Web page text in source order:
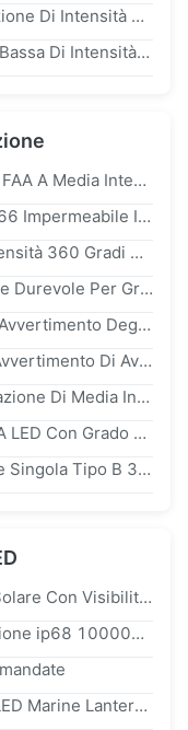
Luce Di Ostruzione Solare Di Aviazione Di Intensità Media, Tipo B l864 Delle Luci D'avvertimento Di Aviazione
Doppia Luce Di Ostruzione Solare Bassa Di Intensità LED Per I Generatori Eolici/Grattacielo
Luce Di Ostruzione Standard ICAO FAA A Media Intensità Con LED CREE Ad Alta Intensità E Intensità Di 2000cd Per Torri
Luce Di Ostruzione Aeronautica ip66 Impermeabile In Policarbonato Protetto UV Con Caratteristiche Di Lampeggiamento 20-60 FPM
Sincronizzazione GPS 2000cd Intensità 360 Gradi Uscita Orizzontale Luce Di Ostacolo Aeronautico Luce Di Avvertimento Aereo
Le Luci D'avvertimento Di Aviazione Durevole Per Grattacielo/Marcatura Si Eleva
Consumo Di Energia Delle Luci Di Avvertimento Degli Aerei Di ac220v ip65 LED 60w
Intensità Bassa LED Delle Luci Di Avvertimento Di Aviazione Di dc3.7v Con La Norma Di ICAO
CREE LED Luce Di Ostacolo All'aviazione Di Media Intensità 2000cd Rosso FAA L-864 Per Edifici Alti
Luce Di Ostruzione Per Aviazione A LED Con Grado Di Protezione ip65, Durata Di 100.000 Ore E Alloggiamento In Policarbonato
l810 Luce Di Ostacolo All'aviazione Singola Tipo B 32.5cd Luce Di Avvertimento LED Per Aeromobili A Bassa Intensità ip66 Con Durata Di 10 Anni
Lanterna Marina A LED A Energia Solare Con Visibilità Di 3 Miglia Nautiche ip68 Impermeabile E Durata Di Vita Di 100.000 Ore
Lanterna Solare A LED Con Protezione ip68 100000 Ore Di Vita Del LED E Visibilità Di 2 Miglia Nautiche
Camera ip68 Impermeabile 1.8w LED Marine Lantern Del Galleggiante